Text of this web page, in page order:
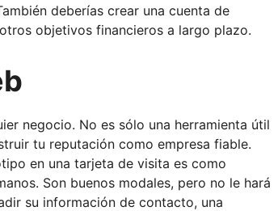
deberías crear una cuenta de
objetivos financieros a largo plazo.
negocio. No es sólo una herramienta útil
tu reputación como empresa fiable.
en una tarjeta de visita es como
Son buenos modales, pero no le hará
su información de contacto, una